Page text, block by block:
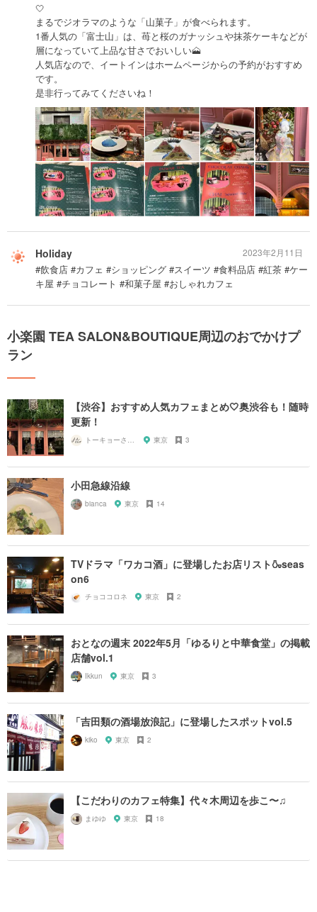
🤍
まるでジオラマのような「山菓子」が食べられます。
1番人気の「富士山」は、苺と桜のガナッシュや抹茶ケーキなどが
層になっていて上品な甘さでおいしい🗻
人気店なので、イートインはホームページからの予約がおすすめ
です。
是非行ってみてくださいね！
Holiday
#飲食店 #カフェ #ショッピング #スイーツ #食料品店 #紅茶 #ケー
キ屋 #チョコレート #和菓子屋 #おしゃれカフェ
2023年2月11日
小楽園 TEA SALON&BOUTIQUE周辺のおでかけプ
ラン
【渋谷】おすすめ人気カフェまとめ🤍奥渋谷も！随時
更新！
トーキョーさんぽ 東京 3
小田急線沿線
bianca 東京 14
TVドラマ「ワカコ酒」に登場したお店リスト🍶seas
on6
チョココロネ 東京 2
おとなの週末 2022年5月「ゆるりと中華食堂」の掲載
店舗vol.1
Ikkun 東京 3
「吉田類の酒場放浪記」に登場したスポットvol.5
kiko 東京 2
【こだわりのカフェ特集】代々木周辺を歩こ〜♫
まゆゆ 東京 18